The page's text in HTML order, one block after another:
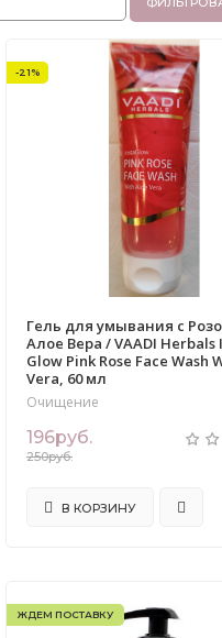
-21%
Гель для умывания с
Алое Вера / VAADI Herbals
Glow Pink Rose Face Wash
Vera, 60 мл
Очищение
196руб.
250руб.
В КОРЗИНУ
ЖДЕМ ПОСТАВКУ